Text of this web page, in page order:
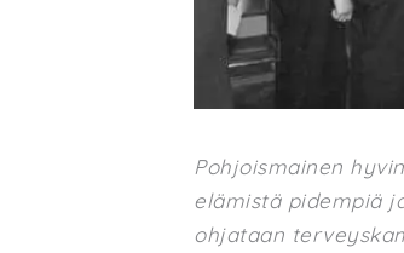
Pohjoismainen
elämistä pidempiä
ohjataan